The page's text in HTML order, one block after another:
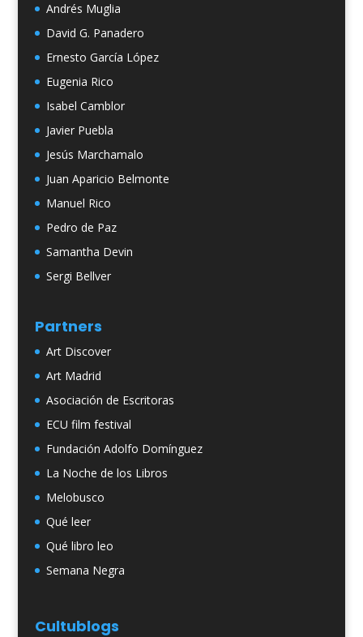
Andrés Muglia
David G. Panadero
Ernesto García López
Eugenia Rico
Isabel Camblor
Javier Puebla
Jesús Marchamalo
Juan Aparicio Belmonte
Manuel Rico
Pedro de Paz
Samantha Devin
Sergi Bellver
Partners
Art Discover
Art Madrid
Asociación de Escritoras
ECU film festival
Fundación Adolfo Domínguez
La Noche de los Libros
Melobusco
Qué leer
Qué libro leo
Semana Negra
Cultublogs